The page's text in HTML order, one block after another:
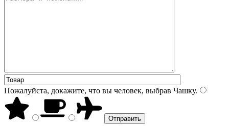
Пожалуйста, докажите, что вы человек, выбрав Чашку.